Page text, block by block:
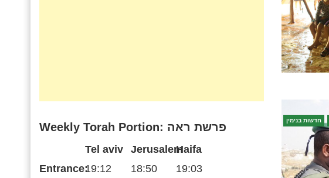
חדשות בנימין
Weekly Torah Portion: פרשת ראה
Entrance:
Tel aviv
19:12
Jerusalem
18:50
Haifa
19:03